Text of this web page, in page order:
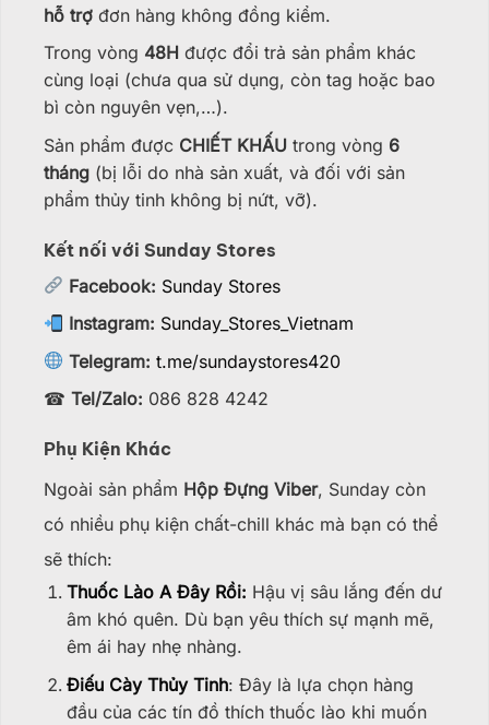
hỗ trợ đơn hàng không đồng kiểm.
Trong vòng 48H được đổi trả sản phẩm khác
cùng loại (chưa qua sử dụng, còn tag hoặc bao
bì còn nguyên vẹn,…).
Sản phẩm được CHIẾT KHẤU trong vòng 6
tháng (bị lỗi do nhà sản xuất, và đối với sản
phẩm thủy tinh không bị nứt, vỡ).
Kết nối với Sunday Stores
Facebook: Sunday Stores
Instagram: Sunday_Stores_Vietnam
Telegram: t.me/sundaystores420
☎ Tel/Zalo: 086 828 4242
Phụ Kiện Khác
Ngoài sản phẩm Hộp Đựng Viber, Sunday còn
có nhiều phụ kiện chất-chill khác mà bạn có thể
sẽ thích:
Thuốc Lào A Đây Rồi: Hậu vị sâu lắng đến dư
âm khó quên. Dù bạn yêu thích sự mạnh mẽ,
êm ái hay nhẹ nhàng.
Điếu Cày Thủy Tinh: Đây là lựa chọn hàng
đầu của các tín đồ thích thuốc lào khi muốn